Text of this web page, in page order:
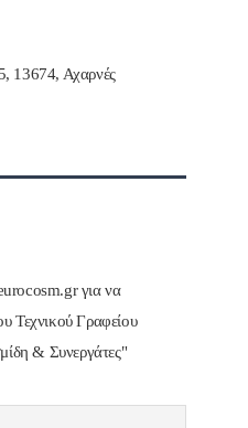
13674, Αχαρνές
για να
Τεχνικού Γραφείου
& Συνεργάτες"